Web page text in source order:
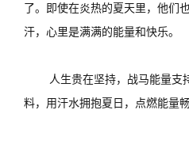
了。即使在炎热的夏天里，他们
汗，心里是满满的能量和快乐。
人生贵在坚持，战马能量支
料，用汗水拥抱夏日，点燃能量